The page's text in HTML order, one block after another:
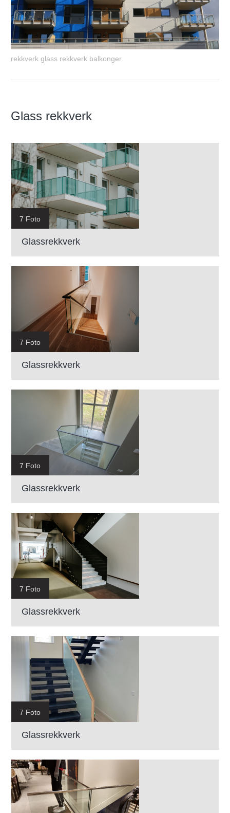
rekkverk glass rekkverk balkonger
Glass rekkverk
7 Foto
Glassrekkverk
7 Foto
Glassrekkverk
7 Foto
Glassrekkverk
7 Foto
Glassrekkverk
7 Foto
Glassrekkverk